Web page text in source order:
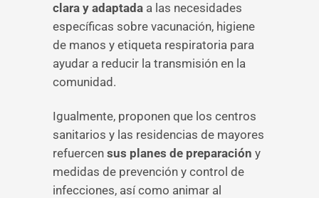
clara y adaptada a las necesidades
específicas sobre vacunación, higiene
de manos y etiqueta respiratoria para
ayudar a reducir la transmisión en la
comunidad.
Igualmente, proponen que los centros
sanitarios y las residencias de mayores
refuercen sus planes de preparación y
medidas de prevención y control de
infecciones, así como animar al